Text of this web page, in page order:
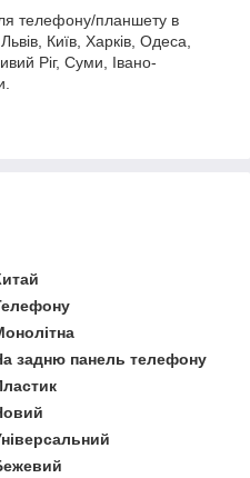
телефону/планшету в
Київ, Харків, Одеса,
Ріг, Суми, Івано-
задню панель телефону